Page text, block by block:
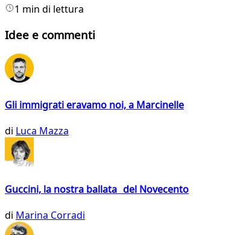
1 min di lettura
Idee e commenti
Gli immigrati eravamo noi, a Marcinelle
di Luca Mazza
Guccini, la nostra ballata del Novecento
di Marina Corradi